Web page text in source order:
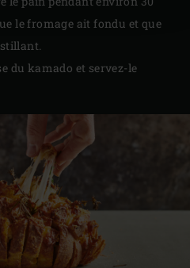
le fromage ait fondu et que
du kamado et servez-le